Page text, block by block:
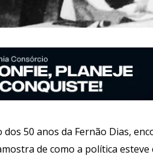
dos 50 anos da Fernão Dias,
de como a política